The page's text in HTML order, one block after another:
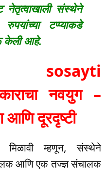
नेतृत्वाखाली संस्थेने
टप्प्याकडे
केली आहे.
sosayti
नवयुग –
दूरदृष्टी
मिळावी म्हणून, संस्थेने
आणि एक तज्ज्ञ संचालक